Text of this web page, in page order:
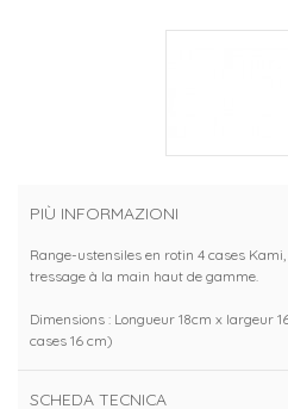
PIÙ INFORMAZIONI
Range-ustensiles en rotin 4 cases
tressage à la main haut de gamme.
Dimensions : Longueur 18cm x largeur
cases 16 cm)
SCHEDA TECNICA